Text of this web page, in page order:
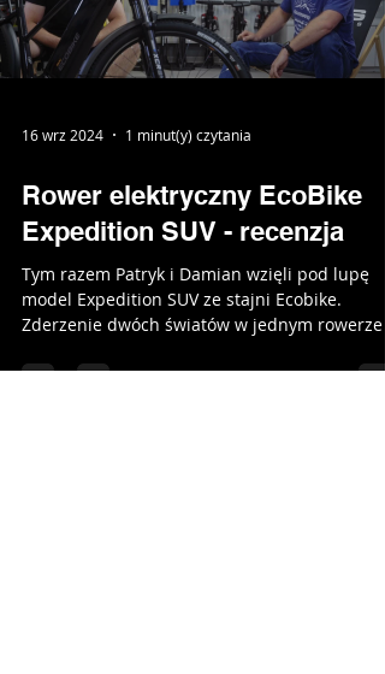
16 wrz 2024 1 minut(y) czytania
Rower elektryczny EcoBike
Expedition SUV - recenzja
Tym razem Patryk i Damian wzięli pod lupę
model Expedition SUV ze stajni Ecobike.
Zderzenie dwóch światów w jednym rowerze -